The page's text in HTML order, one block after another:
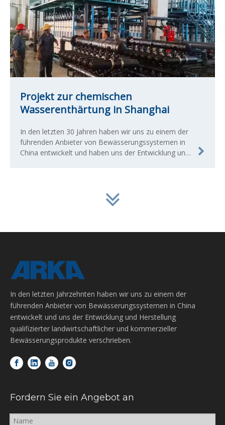
Projekt zur chemischen
Wasserenthärtung in Shanghai
In den letzten 30 Jahren haben wir uns zu einem der
führenden Anbieter von Bewässerungssystemen in
China entwickelt und haben uns der Entwicklung und
In den letzten Jahrzehnten haben wir uns zu einem der
führenden Anbieter von Bewässerungssystemen in China
entwickelt und uns der Entwicklung und Herstellung
qualifizierter landwirtschaftlicher und kommerzieller
Bewässerungsprodukte verschrieben.
Fordern Sie ein Angebot an